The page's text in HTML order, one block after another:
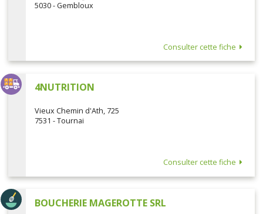
5030 - Gembloux
Consulter cette fiche
4NUTRITION
Vieux Chemin d'Ath, 725
7531 - Tournai
Consulter cette fiche
BOUCHERIE MAGEROTTE SRL